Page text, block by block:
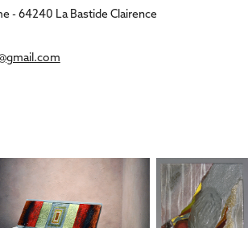
- 64240 La Bastide Clairence